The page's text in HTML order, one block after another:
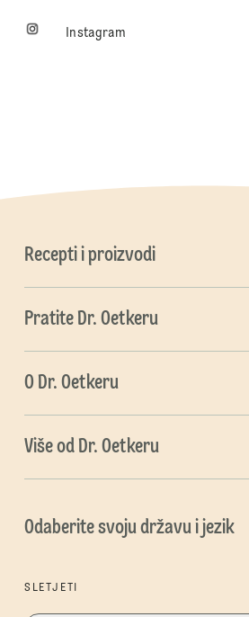
Instagram
Recepti i proizvodi
Pratite Dr. Oetkeru
O Dr. Oetkeru
Više od Dr. Oetkeru
Odaberite svoju državu i jezik
SLETJETI